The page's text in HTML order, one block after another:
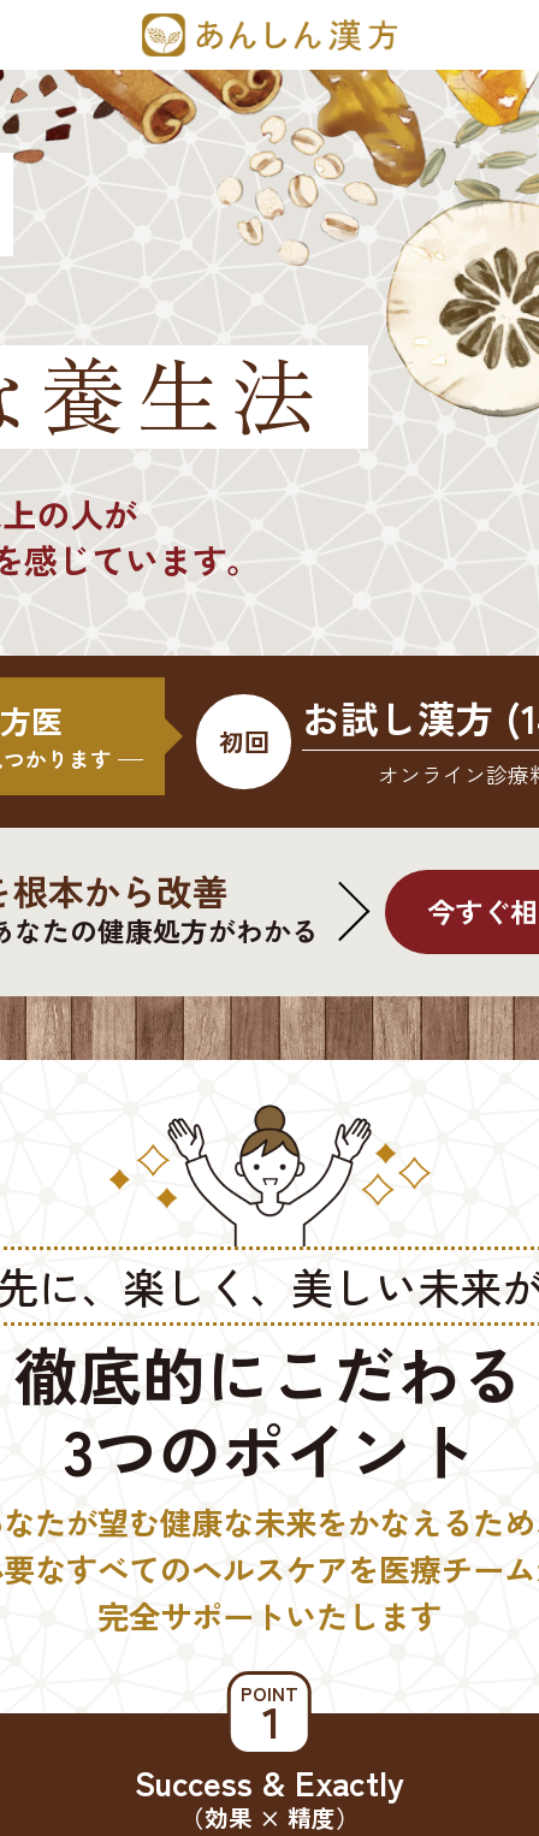
養生法
の人が
感じています。
医
かります 初回 お試し漢方
オンライン診療
本から改善
なたの健康処方がわかる 今すぐ
に、楽しく、美しい未来
徹底的にこだわる
3つのポイント
たが望む健康な未来をかなえるた
なすべてのヘルスケアを医療チー
完全サポートいたします
POINT
１
Success & Exactly
（効果 × 精度）